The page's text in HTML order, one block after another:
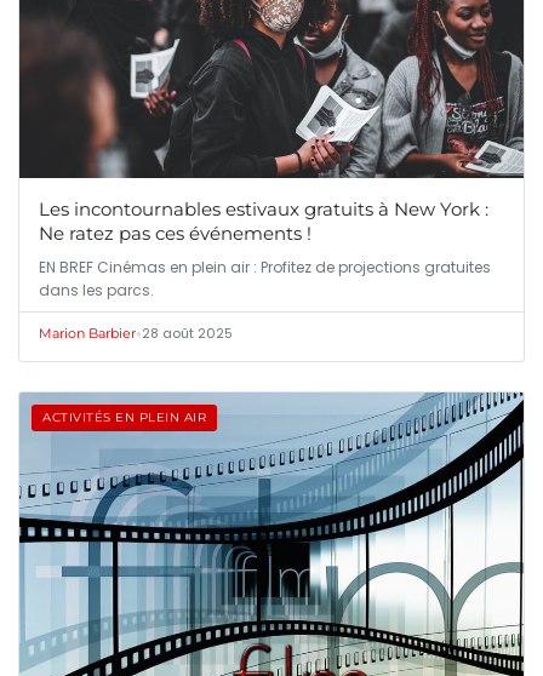
Les incontournables estivaux gratuits à New York :
Ne ratez pas ces événements !
EN BREF Cinémas en plein air : Profitez de projections gratuites
dans les parcs.
Marion Barbier•28 août 2025
ACTIVITÉS EN PLEIN AIR